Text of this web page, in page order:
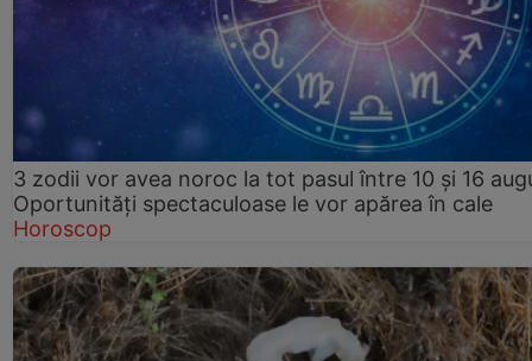
3 zodii vor avea noroc la tot pasul între 10 și 16
Oportunități spectaculoase le vor apărea în cale
Horoscop